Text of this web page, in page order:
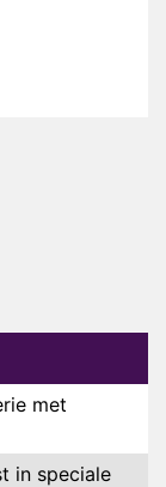
met
in speciale